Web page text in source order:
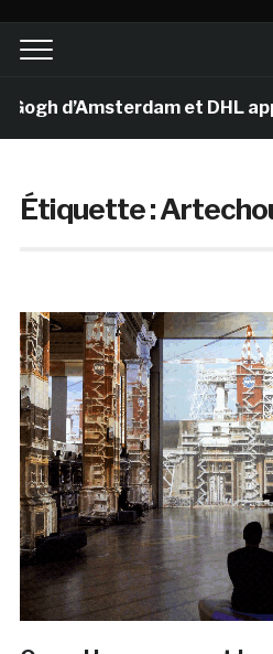
d’Amsterdam et DHL
Étiquette :